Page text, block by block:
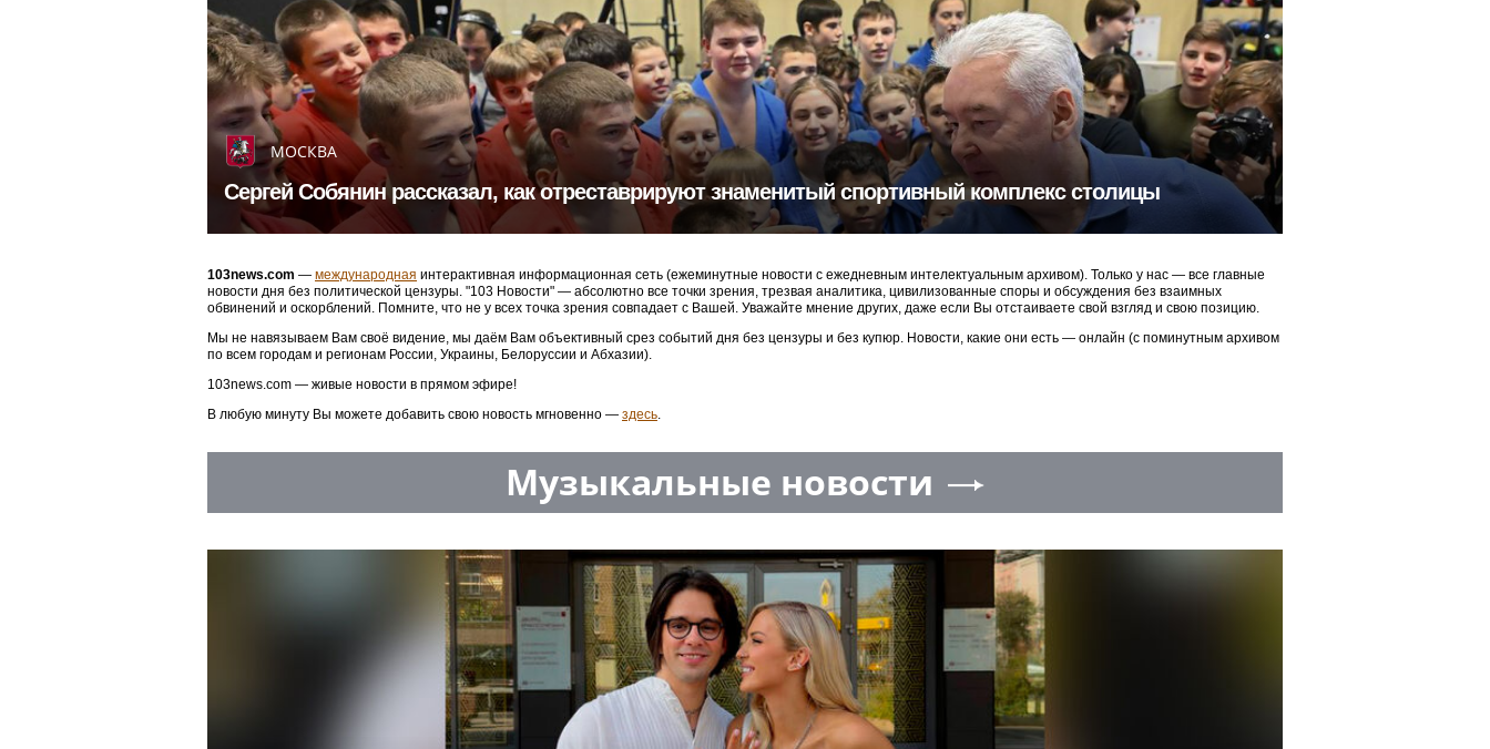
МОСКВА
Сергей Собянин рассказал, как отреставрируют знаменитый спортивный комплекс столицы
103news.com — международная интерактивная информационная сеть (ежеминутные новости с ежедневным интелектуальным архивом). Только у нас — все главные
новости дня без политической цензуры. "103 Новости" — абсолютно все точки зрения, трезвая аналитика, цивилизованные споры и обсуждения без взаимных
обвинений и оскорблений. Помните, что не у всех точка зрения совпадает с Вашей. Уважайте мнение других, даже если Вы отстаиваете свой взгляд и свою позицию.
Мы не навязываем Вам своё видение, мы даём Вам объективный срез событий дня без цензуры и без купюр. Новости, какие они есть — онлайн (с поминутным архивом
по всем городам и регионам России, Украины, Белоруссии и Абхазии).
103news.com — живые новости в прямом эфире!
В любую минуту Вы можете добавить свою новость мгновенно — здесь.
Музыкальные новости